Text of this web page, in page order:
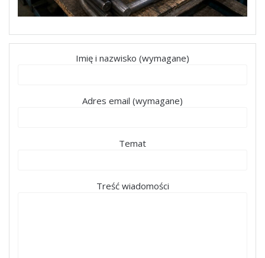
Imię i nazwisko (wymagane)
Adres email (wymagane)
Temat
Treść wiadomości